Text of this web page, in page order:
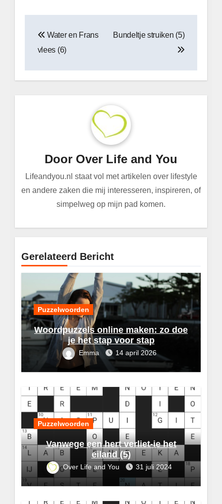
navigatie
Water en Frans
vlees (6)
Bundeltje struiken (5)
Door Over Life and You
Lifeandyou.nl staat vol met artikelen over lifestyle
en andere zaken die mij interesseren, inspireren, of
simpelweg op mijn pad komen.
Gerelateerd Bericht
Puzzelwoorden
Woordpuzzels online maken: zo doe
je het stap voor stap
Emma 14 april 2026
Puzzelwoorden
Vanwege een hert verliet-ie het
eiland (5)
Over Life and You 31 juli 2024